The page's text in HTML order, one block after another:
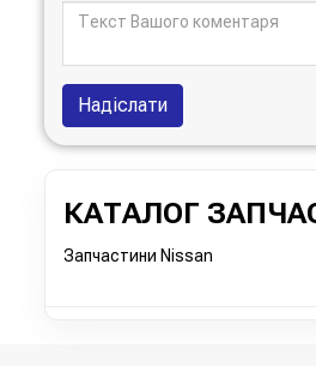
Надіслати
КАТАЛОГ
Запчастини Nissan